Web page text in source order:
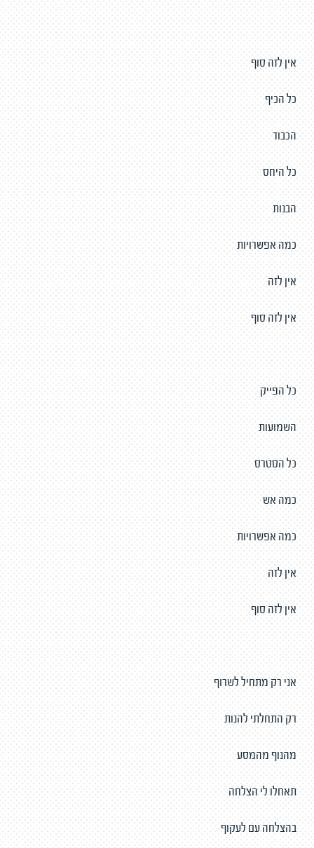
אין לזה סוף
כל הכיף
הכבוד
כל היחס
הבנות
כמה אפשרויות
אין לזה
אין לזה סוף
כל הפייק
השמועות
כל הסטרס
כמה אש
כמה אפשרויות
אין לזה
אין לזה סוף
אני רק מתחיל לשרוף
רק התחלתי להנות
מהנוף מהמסע
תאחלו לי הצלחה
בהצלחה עם לעקוף